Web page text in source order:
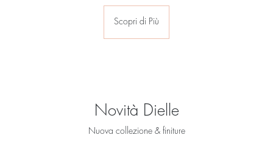
Scopri di Più
Novità Dielle
Nuova collezione & finiture